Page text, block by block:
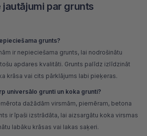
jautājumi par grunts
grunts?
ir nepieciešama grunts, lai nodrošinātu
apdares kvalitāti. Grunts palīdz izlīdzināt
krāsa vai cits pārklājums labi pieķeras.
universālo grunti un koka grunti?
dažādām virsmām, piemēram, betona
ir īpaši izstrādāta, lai aizsargātu koka virsmas
labāku krāsas vai lakas saķeri.